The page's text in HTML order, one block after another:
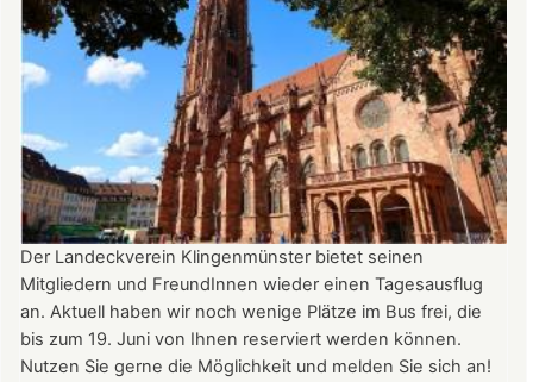
Burg:
After
Work
donnerstags
bis
22:00
Uhr
Der Landeckverein Klingenmünster bietet seinen
Mitgliedern und FreundInnen wieder einen Tagesausflug
an. Aktuell haben wir noch wenige Plätze im Bus frei, die
bis zum 19. Juni von Ihnen reserviert werden können.
Nutzen Sie gerne die Möglichkeit und melden Sie sich an!